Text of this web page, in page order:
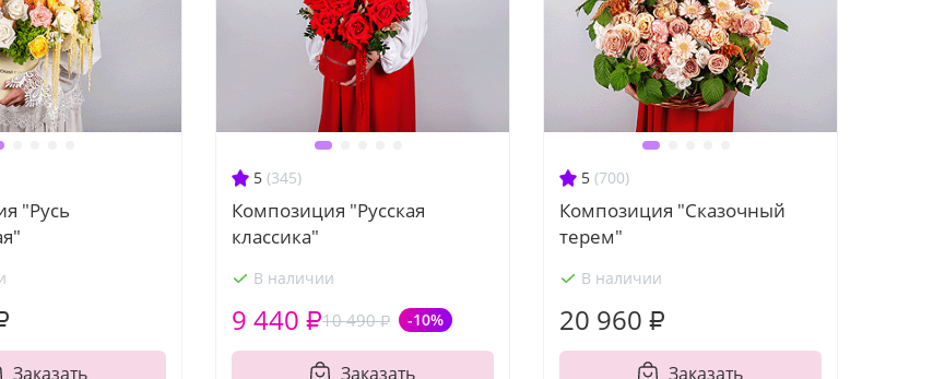
"Русь
Заказать
5 (345)
Композиция "Русская
классика"
В наличии
10 490 ₽ -10%
9 440 ₽
Заказать
5 (700)
Композиция "Сказочный
терем"
В наличии
20 960 ₽
Заказать